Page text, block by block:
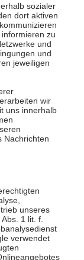
sozialer
dort aktiven
zu
und
und
jeweiligen
wir
uns innerhalb
Nachrichten
unseres
1 lit. f.
verwendet